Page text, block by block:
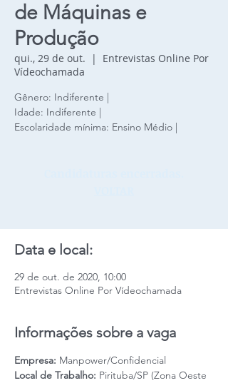
de Máquinas e
Produção
qui., 29 de out.
  |
Entrevistas Online Por
Vídeochamada
Gênero: Indiferente |
Idade: Indiferente |
Escolaridade mínima: Ensino Médio |
Data e local:
29 de out. de 2020, 10:00
Entrevistas Online Por Vídeochamada
Informações sobre a vaga
Empresa: Manpower/Confidencial
Local de Trabalho: Pirituba/SP (Zona Oeste